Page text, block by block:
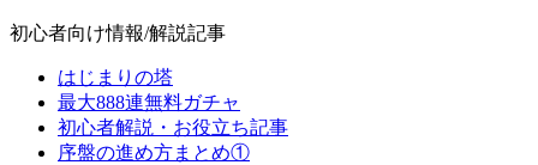
初心者向け情報/解説記事
はじまりの塔
最大888連無料ガチャ
初心者解説・お役立ち記事
序盤の進め方まとめ①